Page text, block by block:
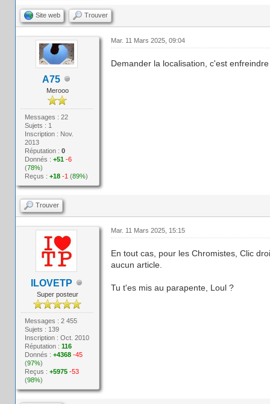
Site web Trouver
A75
Merooo
Messages : 22
Sujets : 1
Inscription : Nov.
2013
Réputation :0
Donnés :+51 -6
(78%)
Reçus :+18 -1 (89%)
Mar. 11 Mars 2025, 09:04
Demander la localisation, c'est
Trouver
ILOVETP
Super posteur
Messages : 2 455
Sujets : 139
Inscription : Oct. 2010
Réputation :116
Donnés :+4368 -45
(97%)
Reçus :+5975 -53
(98%)
Mar. 11 Mars 2025, 15:15
En tout cas, pour les Chromistes, Clic
aucun article.
Tu t'es mis au parapente, Loul ?